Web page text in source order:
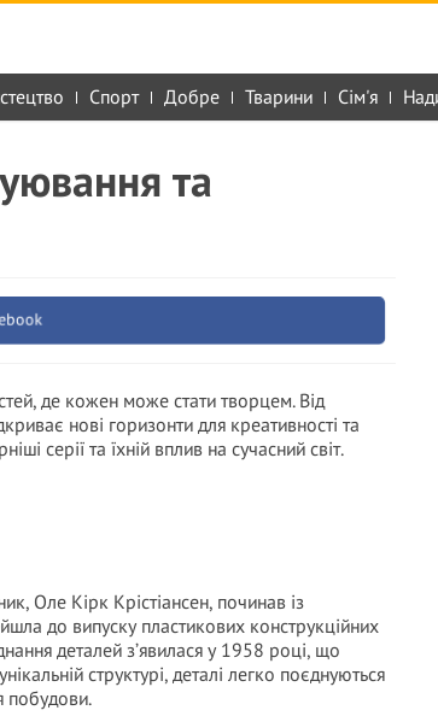
Спорт Добре Тварини Сім'я
та
де кожен може стати творцем. Від
нові горизонти для креативності та
серії та їхній вплив на сучасний світ.
Оле Кірк Крістіансен, починав із
до випуску пластикових конструкційних
деталей з’явилася у 1958 році, що
структурі, деталі легко поєднуються
побудови.